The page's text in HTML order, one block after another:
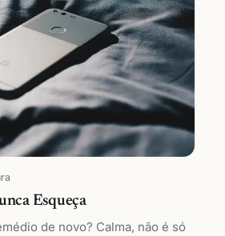
Esqueça
de novo? Calma, não é só